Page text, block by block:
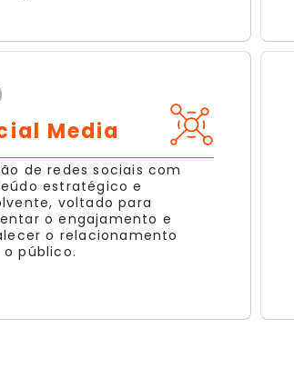
Media
de redes sociais com
estratégico e
voltado para
o engajamento e
o relacionamento
público.